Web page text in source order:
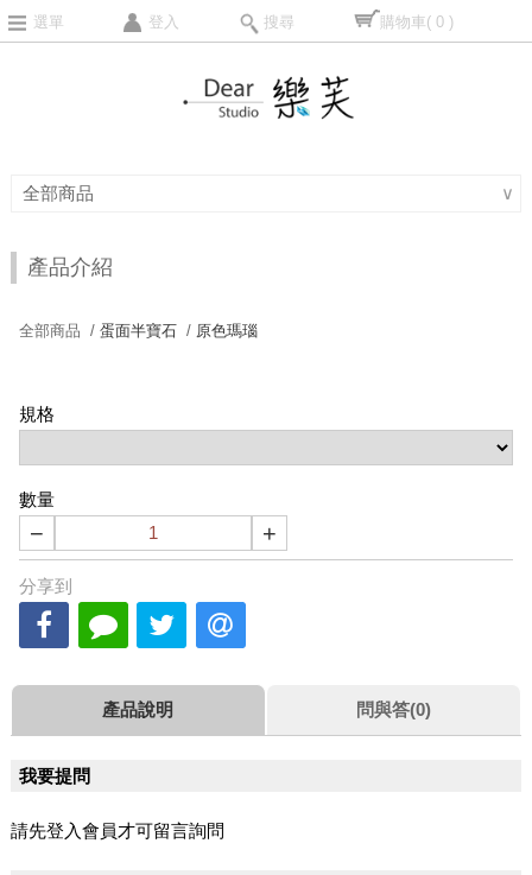
選單 登入 搜尋 購物車( 0 )
全部商品 ∨
產品介紹
全部商品 /蛋面半寶石 / 原色瑪瑙
規格
數量
− +
分享到
產品說明 問與答(0)
我要提問
請先登入會員才可留言詢問